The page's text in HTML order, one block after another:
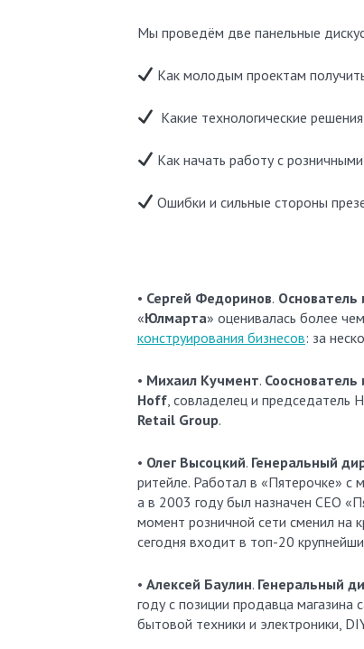
Мы проведём две панельные
Как молодым проектам
Какие технологические
Как начать работу с
Ошибки и сильные стороны
• Сергей Федоринов.
«Юлмарта» оценивалась более
конструирования бизнесов: за
• Михаил Кучмент.
Hoff , совладелец и
Retail Group.
• Олег Высоцкий. Генеральный
ритейле. Работал в «Пятерочке» с
а в 2003 году был назначен CEO
момент розничной сети сменил на
сегодня входит в топ-20
• Алексей Баулин. Генеральный
году с позиции продавца магазина
бытовой техники и электроники,